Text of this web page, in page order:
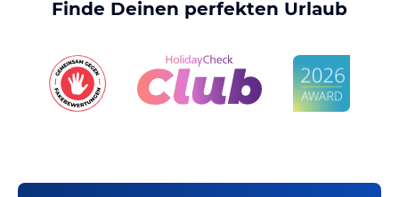
Finde Deinen perfekten Urlaub